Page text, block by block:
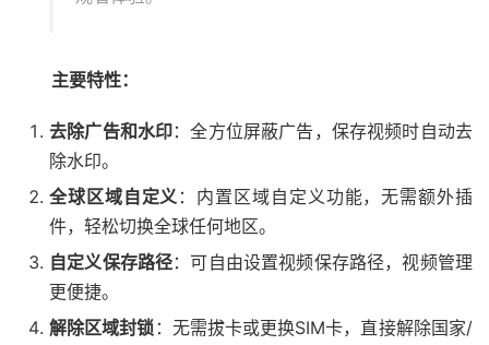
主要特性：
去除广告和水印：全方位屏蔽广告，保存视频时自动去
除水印。
全球区域自定义 ：内置区域自定义功能，无需额外插
件，轻松切换全球任何地区。
自定义保存路径：可自由设置视频保存路径，视频管理
更便捷。
解除区域封锁 ：无需拔卡或更换SIM卡，直接解除国家/